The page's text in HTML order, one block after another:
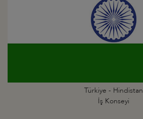
Türkiye - Hindistan
İş Konseyi